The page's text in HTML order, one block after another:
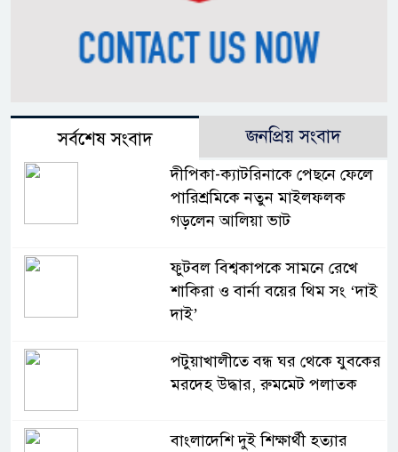
সর্বশেষ সংবাদ জনপ্রিয় সংবাদ
দীপিকা-ক্যাটরিনাকে পেছনে ফেলে
পারিশ্রমিকে নতুন মাইলফলক
গড়লেন আলিয়া ভাট
ফুটবল বিশ্বকাপকে সামনে রেখে
শাকিরা ও বার্না বয়ের থিম সং ‘দাই
দাই’
পটুয়াখালীতে বন্ধ ঘর থেকে যুবকের
মরদেহ উদ্ধার, রুমমেট পলাতক
বাংলাদেশি দুই শিক্ষার্থী হত্যার